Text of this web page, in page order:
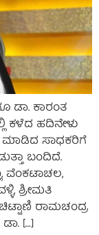
ಡಾ. ಕಾರಂತ
ಕಳೆದ ಹದಿನೇಳು
ಮಾಡಿದ ಸಾಧಕರಿಗೆ
ಬಂದಿದೆ.
ವೆಂಕಟಾಚಲ,
ಶ್ರೀಮತಿ
ರಾಮಚಂದ್ರ
[…]